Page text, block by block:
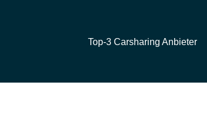
Top-3 Carsharing Anbieter